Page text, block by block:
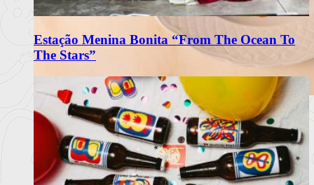
Estação Menina Bonita “From The Ocean To
The Stars”
Matriarca Renova Carta de Verão
com Frescura e Sabores Portugueses
O restaurante Matriarca, no Porto, apresenta a sua nova carta
de verão 2